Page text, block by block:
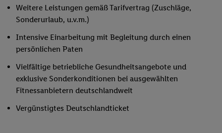
Weitere Leistungen gemäß Tarifvertrag (Zuschläge,
Sonderurlaub, u.v.m.)
Intensive Einarbeitung mit Begleitung durch einen
persönlichen Paten
Vielfältige betriebliche Gesundheitsangebote und
exklusive Sonderkonditionen bei ausgewählten
Fitnessanbietern deutschlandweit
Vergünstigtes Deutschlandticket